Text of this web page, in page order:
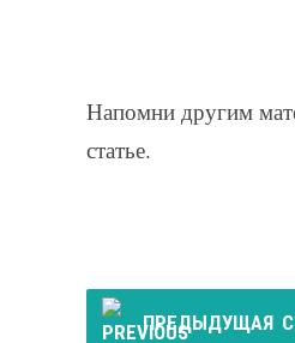
Напомни другим
статье.
ПРЕДЫДУЩАЯ